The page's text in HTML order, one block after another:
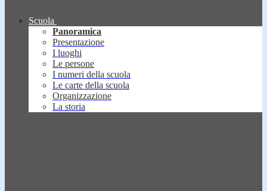
Scuola
Panoramica
Presentazione
I luoghi
Le persone
I numeri della scuola
Le carte della scuola
Organizzazione
La storia